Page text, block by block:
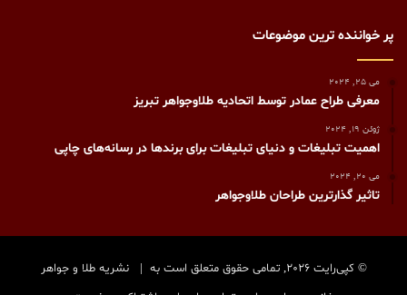
پر خواننده ترین موضوعات
می 25, 2024
معرفی طراح عمادر توسط اتحادیه طلاوجواهر تبریز
ژوئن 19, 2024
اهمیت تبلیغات و دنیای تبلیغات برای برندها در رسانه‌های چاپی
می 20, 2024
تاثیر گذارترین طراحان طلاوجواهر
© کپی‌رایت 2026, تمامی حقوق متعلق است به |
نشریه طلا و جواهر